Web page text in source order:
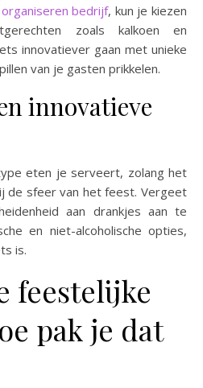
bedrijf, kun je kiezen
zoals kalkoen en
innovatiever gaan met unieke
van je gasten prikkelen.
innovatieve
eten je serveert, zolang het
de sfeer van het feest. Vergeet
aan drankjes aan te
en niet-alcoholische opties,
is.
feestelijke
pak je dat